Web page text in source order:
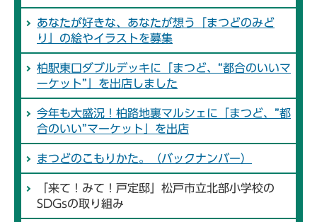
あなたが好きな、あなたが想う「まつどのみど
り」の絵やイラストを募集
柏駅東口ダブルデッキに「まつど、“都合のいいマ
ーケット”」を出店しました
今年も大盛況！柏路地裏マルシェに「まつど、”都
合のいい”マーケット」を出店
まつどのこもりかた。（バックナンバー）
「来て！みて！戸定邸」松戸市立北部小学校の
SDGsの取り組み